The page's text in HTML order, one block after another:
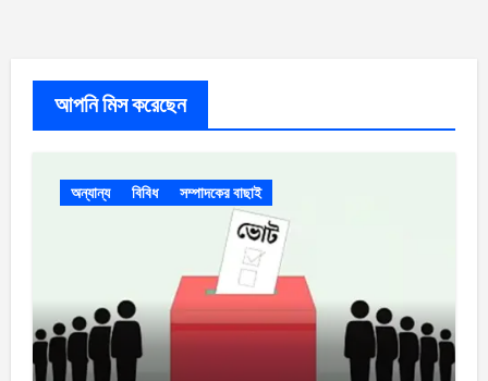
আপনি মিস করেছেন
অন্যান্য বিবিধ সম্পাদকের বাছাই